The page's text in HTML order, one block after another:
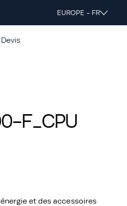
EUROPE - FR
F_CPU
et des accessoires